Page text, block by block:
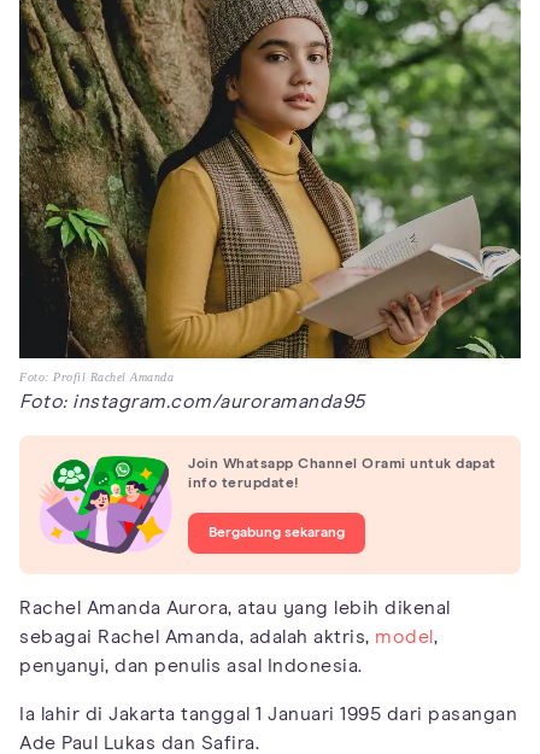
Foto: Profil Rachel Amanda
Foto: instagram.com/auroramanda95
Join Whatsapp Channel Orami untuk dapat
info terupdate!
Bergabung sekarang
Rachel Amanda Aurora, atau yang lebih dikenal
sebagai Rachel Amanda, adalah aktris, model ,
penyanyi, dan penulis asal Indonesia.
Ia lahir di Jakarta tanggal 1 Januari 1995 dari pasangan
Ade Paul Lukas dan Safira.